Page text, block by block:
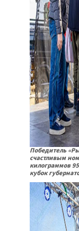
Победитель
счастливым
килограммов
кубок